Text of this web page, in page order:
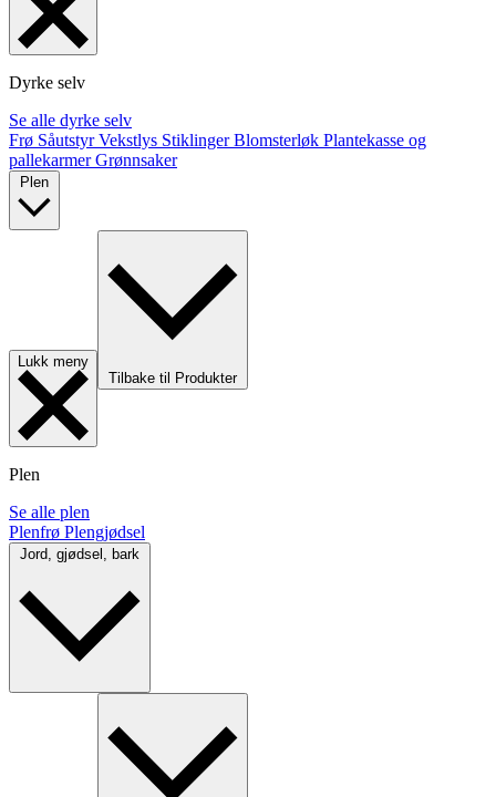
Dyrke selv
Se alle dyrke selv
Frø SåutstyrVekstlys StiklingerBlomsterløk Plantekasse og
pallekarmerGrønnsaker
Lukk meny
Tilbake til Produkter
Plen
Se alle plen
Plenfrø Plengjødsel